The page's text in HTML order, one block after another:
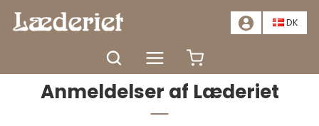
📣TILBUD - SPAR MINDST 20%. KLIK HER📣
DK
Anmeldelser af Læderiet